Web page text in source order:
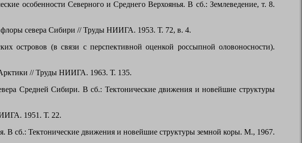
особенности Северного и Среднего Верхоянья. В сб.: Землеведение, т. 8.
севера Сибири // Труды НИИГА. 1953. Т. 72, в. 4.
островов (в связи с перспективной оценкой россыпной оловоносности).
// Труды НИИГА. 1963. Т. 135.
Средней Сибири. В сб.: Тектонические движения и новейшие структуры
1951. Т. 22.
В сб.: Тектонические движения и новейшие структуры земной коры. М., 1967.